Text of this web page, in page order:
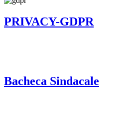
PRIVACY-GDPR
Bacheca Sindacale